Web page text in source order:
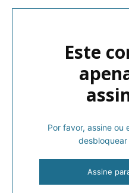
Este
Por favor, assine ou
Assine